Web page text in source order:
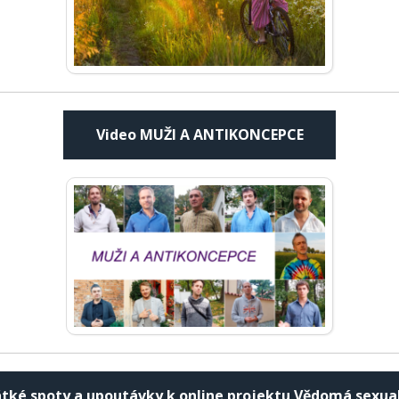
Video MUŽI A ANTIKONCEPCE